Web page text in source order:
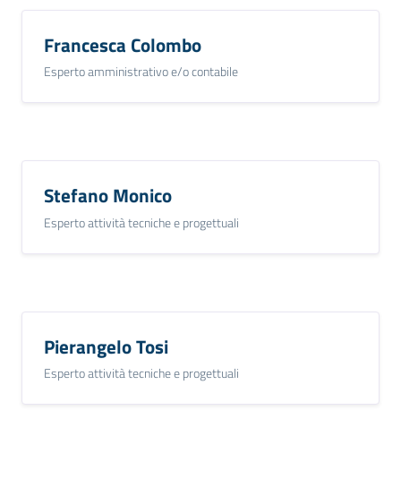
Francesca Colombo
Esperto amministrativo e/o contabile
Stefano Monico
Esperto attività tecniche e progettuali
Pierangelo Tosi
Esperto attività tecniche e progettuali